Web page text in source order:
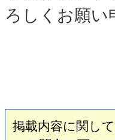
ろしくお願い
掲載内容に関し